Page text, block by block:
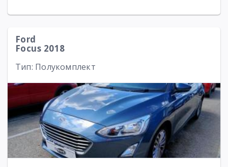
Ford
Focus 2018
Тип: Полукомплект